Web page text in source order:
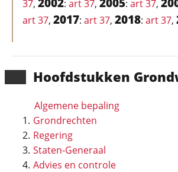
Hoofd­stukken
Algemene bepaling
Grondrechten
Regering
Staten-Generaal
Advies en controle
37, : art 37, : art 37,
art 37, 2017: art 37, 2018: art 37,